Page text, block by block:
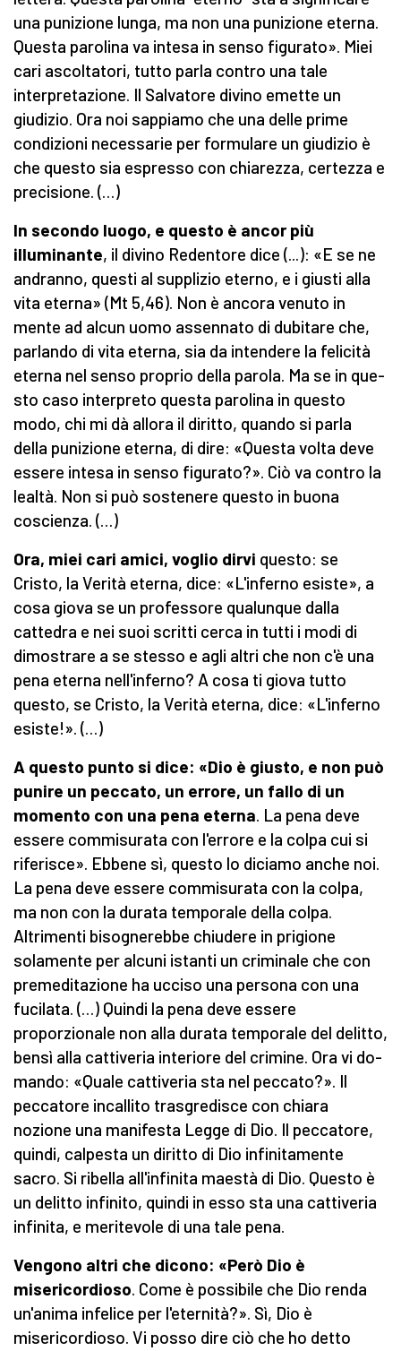
una punizione lunga, ma non una punizione eter­na.
Questa parolina va intesa in senso figurato». Miei
cari ascoltatori, tutto parla contro una tale
interpretazio­ne. Il Salvatore divino emette un
giudizio. Ora noi sappiamo che una delle prime
condizioni necessarie per formulare un giudizio è
che questo sia espresso con chiarezza, certezza e
precisione. (…)
In secondo luogo, e questo è ancor più
illuminante, il divino Redentore dice (...): «E se ne
andranno, questi al supplizio eterno, e i giusti alla
vita eterna» (Mt 5,46). Non è ancora venuto in
mente ad alcun uomo assennato di dubitare che,
parlando di vita eterna, sia da intendere la felicità
eterna nel senso proprio della parola. Ma se in que­
sto caso interpreto questa parolina in questo
modo, chi mi dà allora il diritto, quando si parla
della punizione eterna, di dire: «Questa volta deve
essere intesa in senso figurato?». Ciò va contro la
lealtà. Non si può sostenere questo in buona
coscienza. (…)
Ora, miei cari amici, voglio dirvi questo: se
Cristo, la Verità eterna, dice: «L'inferno esiste», a
cosa giova se un professore qualunque dalla
cattedra e nei suoi scritti cerca in tutti i modi di
dimo­strare a se stesso e agli altri che non c'è una
pena eterna nell'inferno? A cosa ti giova tutto
questo, se Cristo, la Ve­rità eterna, dice: «L'inferno
esiste!». (…)
A questo punto si dice: «Dio è giusto, e non può
punire un peccato, un errore, un fallo di un
momento con una pena eterna. La pena deve
essere commisurata con l'errore e la colpa cui si
riferisce». Ebbene sì, questo lo diciamo anche noi.
La pena deve essere commisurata con la colpa,
ma non con la durata temporale della colpa.
Altrimenti bisognerebbe chiudere in prigione
solamente per alcuni istanti un crimina­le che con
premeditazione ha ucciso una persona con una
fucilata. (…) Quindi la pena deve essere
proporzionale non alla durata temporale del delitto,
bensì alla cattiveria interiore del crimine. Ora vi do­
mando: «Quale cattiveria sta nel peccato?». Il
peccatore in­callito trasgredisce con chiara
nozione una manifesta Legge di Dio. Il peccatore,
quindi, calpesta un diritto di Dio infi­nitamente
sacro. Si ribella all'infinita maestà di Dio. Que­sto è
un delitto infinito, quindi in esso sta una cattiveria
infinita, e meritevole di una tale pena.
Vengono altri che dicono: «Però Dio è
misericordioso. Come è possibile che Dio renda
un'anima infelice per l'eter­nità?». Sì, Dio è
misericordioso. Vi posso dire ciò che ho detto